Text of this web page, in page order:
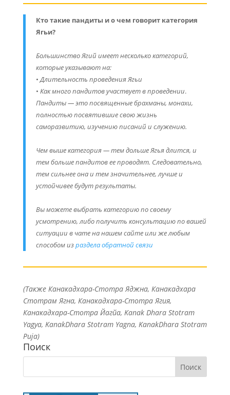
Кто такие пандиты и о чем говорит категория
Ягьи?
Большинство Ягий имеет несколько категорий,
которые указывают на:
•Длительность проведения Ягьи
• Как много пандитов участвует в проведении.
Пандиты — это посвященные брахманы, монахи,
полностью посвятившие свою жизнь
саморазвитию, изучению писаний и служению.
Чем выше категория — тем дольше Ягья длится, и
тем больше пандитов ее проводят. Следовательно,
тем сильнее она и тем значительнее, лучше и
устойчивее будут результаты.
Вы можете выбрать категорию по своему
усмотрению, либо получить консультацию по вашей
ситуации в чате на нашем сайтеили же любым
способом израздела обратной связи
(Также Канакадхара-Стотра Яджна, Канакадхара
Стотрам Ягна, Канакадхара-Стотра Ягия,
Канакадхара-Стотра Йагйа, Kanak Dhara Stotram
Yagya, KanakDhara Stotram Yagna, KanakDhara Stotram
Puja)
Поиск